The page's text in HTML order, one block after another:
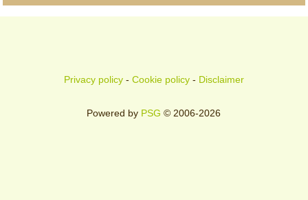
Privacy policy- Cookie policy- Disclaimer
Powered by PSG © 2006-2026